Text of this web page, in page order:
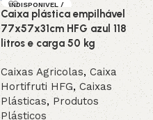
INDISPONIVEL /
SOB ENCOMEND
Caixa plástica empilhável
77x57x31cm HFG azul 118
litros e carga 50 kg
Caixas Agricolas,Caixa
Hortifruti HFG,Caixas
Plásticas,Produtos
Plásticos